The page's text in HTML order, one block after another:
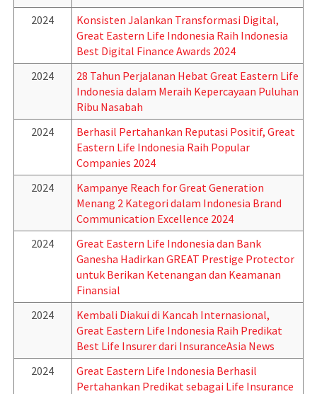
2024
Konsisten Jalankan Transformasi Digital,
Great Eastern Life Indonesia Raih Indonesia
Best Digital Finance Awards 2024
2024
28 Tahun Perjalanan Hebat Great Eastern Life
Indonesia dalam Meraih Kepercayaan Puluhan
Ribu Nasabah
2024
Berhasil Pertahankan Reputasi Positif, Great
Eastern Life Indonesia Raih Popular
Companies 2024
2024
Kampanye Reach for Great Generation
Menang 2 Kategori dalam Indonesia Brand
Communication Excellence 2024
2024
Great Eastern Life Indonesia dan Bank
Ganesha Hadirkan GREAT Prestige Protector
untuk Berikan Ketenangan dan Keamanan
Finansial
2024
Kembali Diakui di Kancah Internasional,
Great Eastern Life Indonesia Raih Predikat
Best Life Insurer dari InsuranceAsia News
2024
Great Eastern Life Indonesia Berhasil
Pertahankan Predikat sebagai Life Insurance